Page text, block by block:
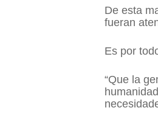
De esta
fueran
Es por
“Que la